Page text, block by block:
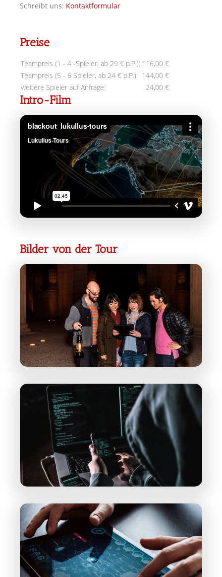
Schreibt uns: Kontaktformular
Preise
Teampreis (1 - 4 -Spieler, ab 29 € p.P.): 116,00 €
Teampreis (5 - 6 Spieler, ab 24 € p.P.): 144,00 €
weitere Spieler auf Anfrage:
24,00 €
Intro-Film
Bilder von der Tour